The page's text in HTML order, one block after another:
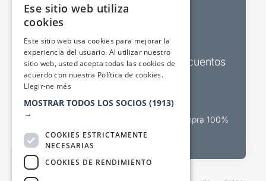
Promociones
Sorteos exclusivos
Boletines de actualidad y descuentos
Valora espectáculos
Canal oficial de venta teatral Compra 100%
segura
Ese sitio web utiliza
cookies
Este sitio web usa cookies para mejorar la
experiencia del usuario. Al utilizar nuestro
sitio web, usted acepta todas las cookies de
acuerdo con nuestra Política de cookies.
Llegir-ne més
MOSTRAR TODOS LOS SOCIOS (1913)
→
COOKIES ESTRICTAMENTE
NECESARIAS
COOKIES DE RENDIMIENTO